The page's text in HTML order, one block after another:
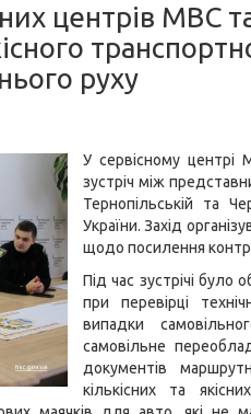
центрів МВС
руху
У сервісному центрі
зустріч між
Тернопільській та
України. Захід
щодо посилення
Під час зустрічі було
при перевірці
випадки
самовільне
документів
кількісних та